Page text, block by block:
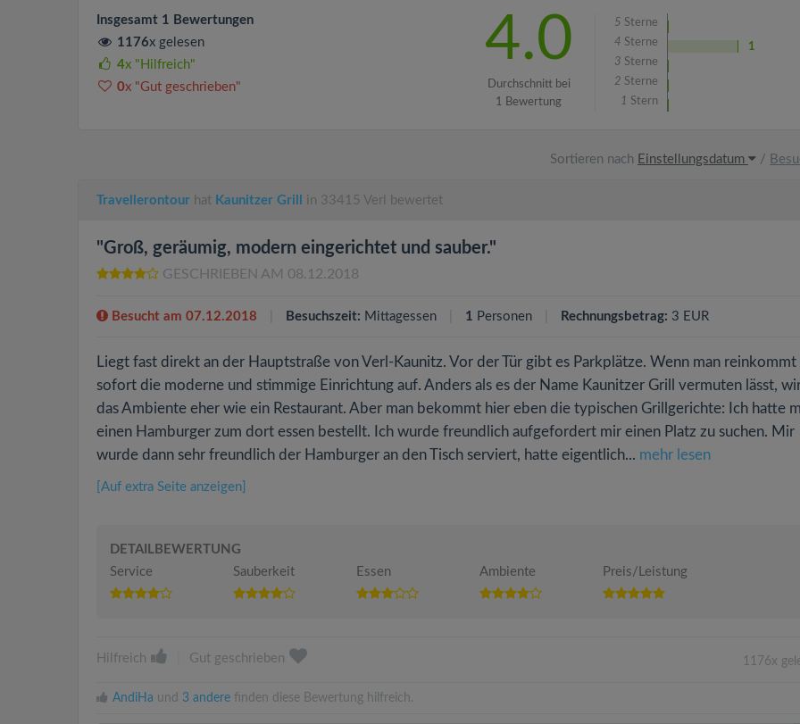
Insgesamt 1 Bewertungen
1176x gelesen
4x "Hilfreich"
0x "Gut geschrieben"
4.0
Durchschnitt bei
1 Bewertung
5 Sterne
4 Sterne
1
3 Sterne
2 Sterne
1 Stern
Sortieren nach Einstellungsdatum /
Travellerontour hat Kaunitzer Grill in 33415 Verl bewertet
"Groß, geräumig, modern eingerichtet und sauber."
GESCHRIEBEN AM 08.12.2018
Besucht am 07.12.2018 Besuchszeit: Mittagessen 1 Personen Rechnungsbetrag: 3 EUR
Liegt fast direkt an der Hauptstraße von Verl-Kaunitz. Vor der Tür gibt es Parkplätze. Wenn man
sofort die moderne und stimmige Einrichtung auf. Anders als es der Name Kaunitzer Grill vermuten lässt,
das Ambiente eher wie ein Restaurant. Aber man bekommt hier eben die typischen Grillgerichte: Ich hatte
einen Hamburger zum dort essen bestellt. Ich wurde freundlich aufgefordert mir einen Platz zu suchen. Mir
wurde dann sehr freundlich der Hamburger an den Tisch serviert, hatte eigentlich... mehr lesen
[Auf extra Seite anzeigen]
DETAILBEWERTUNG
Service
Sauberkeit Essen Ambiente Preis/Leistung
Hilfreich Gut geschrieben 1176x
AndiHa und 3 andere finden diese Bewertung hilfreich.